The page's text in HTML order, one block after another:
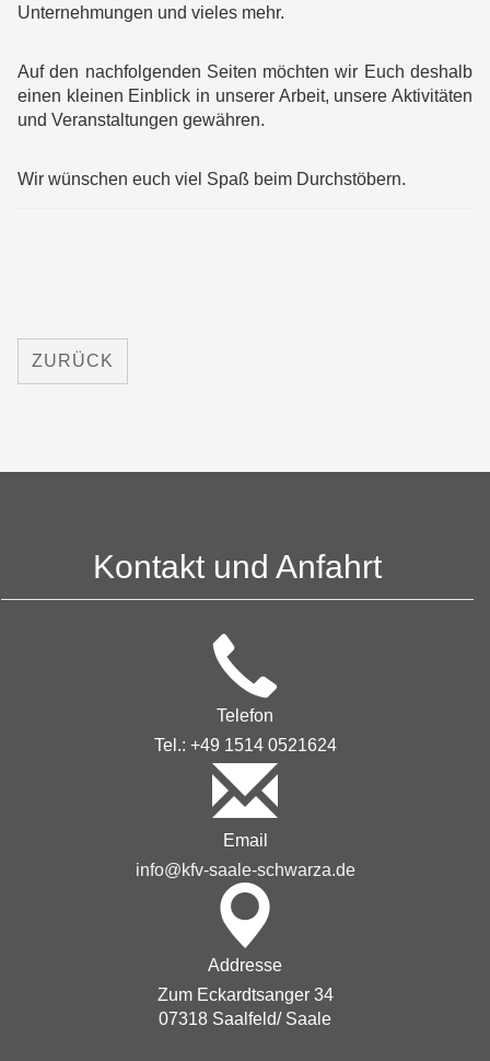
Unternehmungen und vieles mehr.
Auf den nachfolgenden Seiten möchten wir Euch deshalb
einen kleinen Einblick in unserer Arbeit, unsere Aktivitäten
und Veranstaltungen gewähren.
Wir wünschen euch viel Spaß beim Durchstöbern.
ZURÜCK
Kontakt und Anfahrt
Telefon
Tel.: +49 1514 0521624
Email
info@kfv-saale-schwarza.de
Addresse
Zum Eckardtsanger 34
07318 Saalfeld/ Saale